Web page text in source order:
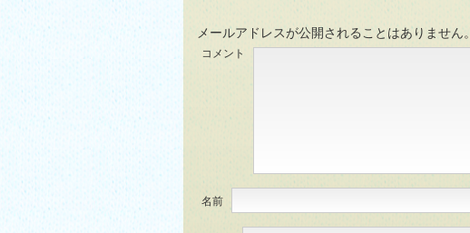
メールアドレスが公開されることはありません。
コメント
名前